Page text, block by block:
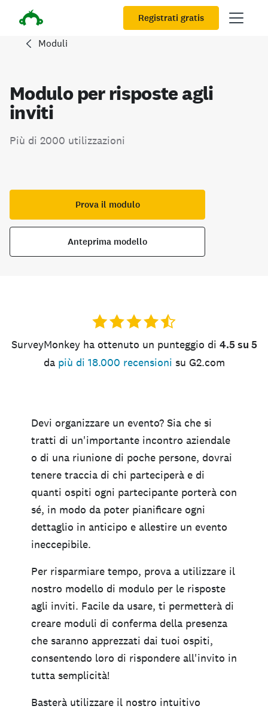
Registrati gratis
Moduli
Modulo per risposte agli
inviti
Più di 2000 utilizzazioni
Prova il modulo
Anteprima modello
SurveyMonkey ha ottenuto un punteggio di 4.5 su 5
da più di 18.000 recensioni su G2.com
Devi organizzare un evento? Sia che si
tratti di un'importante incontro aziendale
o di una riunione di poche persone, dovrai
tenere traccia di chi parteciperà e di
quanti ospiti ogni partecipante porterà con
sé, in modo da poter pianificare ogni
dettaglio in anticipo e allestire un evento
ineccepibile.
Per risparmiare tempo, prova a utilizzare il
nostro modello di modulo per le risposte
agli inviti. Facile da usare, ti permetterà di
creare moduli di conferma della presenza
che saranno apprezzati dai tuoi ospiti,
consentendo loro di rispondere all'invito in
tutta semplicità!
Basterà utilizzare il nostro intuitivo